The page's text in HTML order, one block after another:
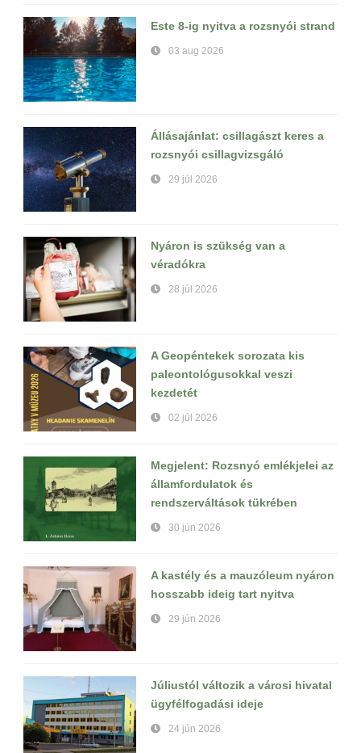
Este 8-ig nyitva a rozsnyói strand
03 aug 2026
Állásajánlat: csillagászt keres a
rozsnyói csillagvizsgáló
29 júl 2026
Nyáron is szükség van a
véradókra
28 júl 2026
A Geopéntekek sorozata kis
paleontológusokkal veszi
kezdetét
02 júl 2026
Megjelent: Rozsnyó emlékjelei az
államfordulatok és
rendszerváltások tükrében
30 jún 2026
A kastély és a mauzóleum nyáron
hosszabb ideig tart nyitva
29 jún 2026
Júliustól változik a városi hivatal
ügyfélfogadási ideje
24 jún 2026